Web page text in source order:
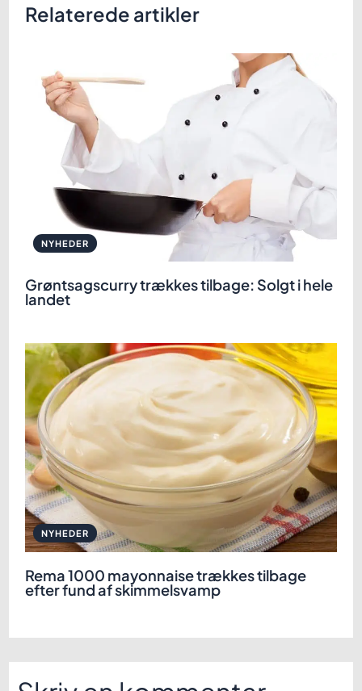
Relaterede artikler
Grøntsagscurry trækkes tilbage: Solgt i hele
landet
NYHEDER
Rema 1000 mayonnaise trækkes tilbage
efter fund af skimmelsvamp
NYHEDER